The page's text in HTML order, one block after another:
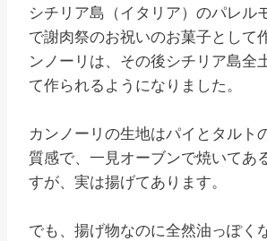
シチリア島（イタリア）のパレル
で謝肉祭のお祝いのお菓子として
ンノーリは、その後シチリア島全
て作られるようになりました。
カンノーリの生地はパイとタルト
質感で、一見オーブンで焼いてあ
すが、実は揚げてあります。
でも、揚げ物なのに全然油っぽく